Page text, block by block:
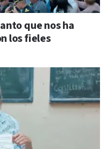
que nos ha
los fieles